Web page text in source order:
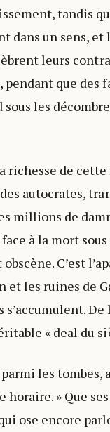
tandis
un sens, et
leurs
pendant que des
les
richesse de
autocrates,
millions de
à la mort
C’est
les ruines de
« deal du
les tombes,
horaire. » Que
ose encore